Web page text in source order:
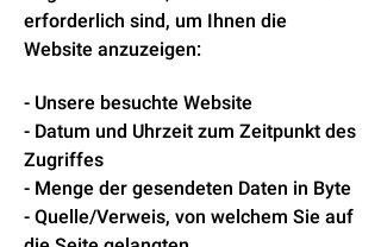
erforderlich sind, um Ihnen die
Website anzuzeigen:
- Unsere besuchte Website
- Datum und Uhrzeit zum Zeitpunkt des
Zugriffes
- Menge der gesendeten Daten in Byte
- Quelle/Verweis, von welchem Sie auf